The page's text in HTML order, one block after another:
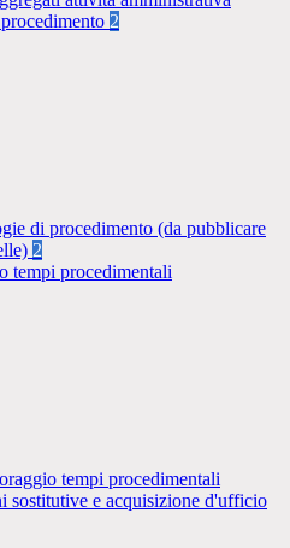
2
di procedimento (da pubblicare
2
tempi procedimentali
tempi procedimentali
sostitutive e acquisizione d'ufficio